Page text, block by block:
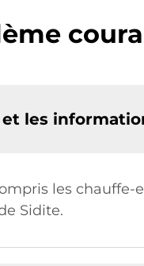
les
les chauffe-
Sidite.